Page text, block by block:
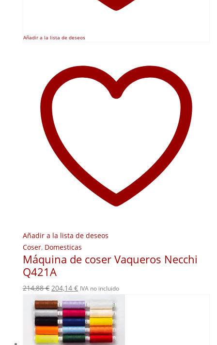
Añadir a la lista de deseos
Añadir a la lista de deseos
Coser, Domesticas
Máquina de coser Vaqueros Necchi
Q421A
214,88€ El
precio
original
era:
214,88 €.
204,14 €El
precio
actual
es:
204,14 €.
IVA no incluido